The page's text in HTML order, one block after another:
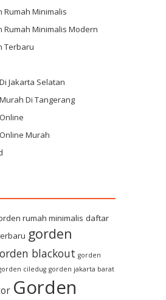
Rumah Minimalis
Rumah Minimalis Modern
Terbaru
Jakarta Selatan
Di Tangerang
Murah
rumah minimalis daftar
gorden
blackout gorden
ciledug gorden jakarta barat
Gorden